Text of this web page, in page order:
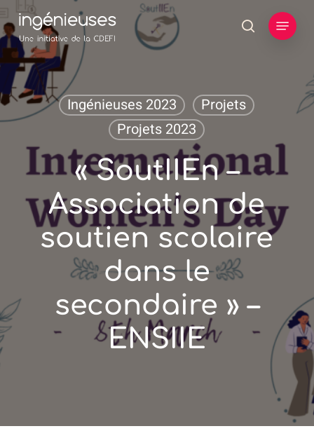
Skip
to
main
content
search
Menu
Ingénieuses 2023
Projets
Projets 2023
« SoutIIEn –
Association de
soutien scolaire
dans le
secondaire » –
ENSIIE